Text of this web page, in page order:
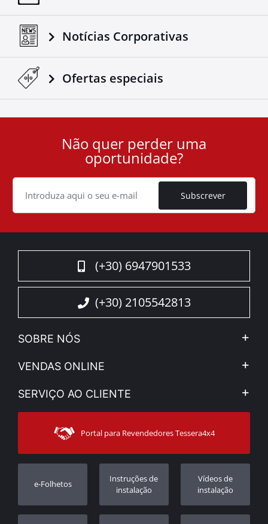
Notícias Corporativas
Ofertas especiais
Cookie
Não quer perder uma
oportunidade?
Subscrever
(+30) 6947901533
(+30) 2105542813
SOBRE NÓS
A Companhia
Notícias
Sitemap
VENDAS ONLINE
Minha Conta
Modos de Enviο
SERVIÇO AO CLIENTE
Contacto
Apoio ao cliente
Rastrear ordem
Revendedores
Portal para Revendedores Tessera4x4
e-Folhetos
Instruções de
instalação
Vídeos de
instalação